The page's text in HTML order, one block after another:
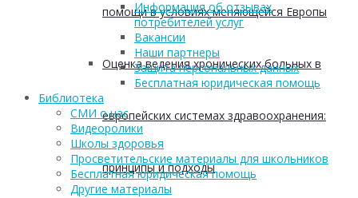
помощи в условиях меняющейся Европы
Оценка ведения хронических больных в
европейских системах здравоохранения:
принципы и подходы
Информация об отзывах
потребителей услуг
Вакансии
Наши партнеры
Защита персональных данных
Бесплатная юридическая помощь
Библиотека
СМИ о нас
Видеоролики
Школы здоровья
Просветительские материалы для школьников
Бесплатная юридическая помощь
Другие материалы